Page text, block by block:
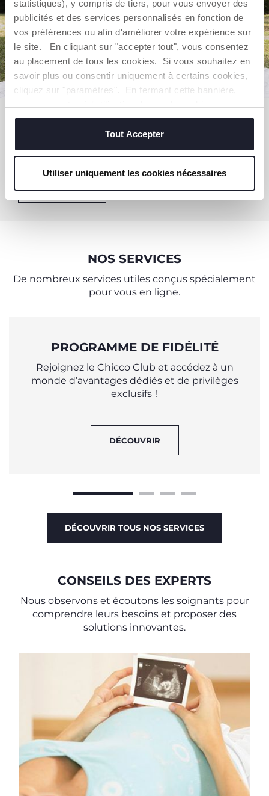
statistiques), y compris de tiers, pour vous envoyer des
publicités et des services personnalisés en fonction de
vos préférences ou afin d'améliorer votre expérience sur
le site. En cliquant sur "accepter tout", vous consentez
au placement de tous les cookies. Si vous souhaitez en
savoir plus ou consentir uniquement à certains cookies,
cliquez sur "paramètres". En fermant cette bannière,
techniques, qui sont essentiels au service demandé.
Tout Accepter
Utiliser uniquement les cookies nécessaires
LES INDISPENSABLES
Découvrez nos accessoires indispensables pour
la promenade et le voyage !
DÉCOUVRIR
NOS SERVICES
De nombreux services utiles conçus spécialement
pour vous en ligne.
PROGRAMME DE FIDÉLITÉ
Rejoignez le Chicco Club et accédez à un
monde d’avantages dédiés et de privilèges
exclusifs !
DÉCOUVRIR
DÉCOUVRIR TOUS NOS SERVICES
CONSEILS DES EXPERTS
Nous observons et écoutons les soignants pour
comprendre leurs besoins et proposer des
solutions innovantes.